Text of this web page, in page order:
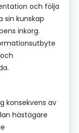
och följa
sin kunskap
inkorg.
konsekvens av
hästägare